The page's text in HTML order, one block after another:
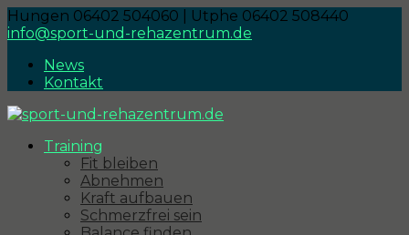
Hungen 06402 504060 | Utphe 06402 508440
info@sport-und-rehazentrum.de
News
Kontakt
Training
Fit bleiben
Abnehmen
Kraft aufbauen
Schmerzfrei sein